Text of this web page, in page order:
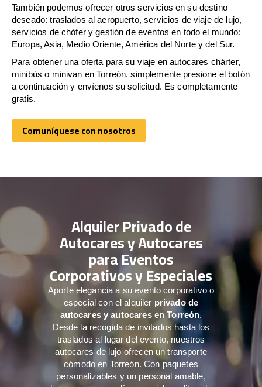
También podemos ofrecer otros servicios en su destino
deseado: traslados al aeropuerto, servicios de viaje de lujo,
servicios de chófer y gestión de eventos en todo el mundo:
Europa, Asia, Medio Oriente, América del Norte y del Sur.
Para obtener una oferta para su viaje en autocares chárter,
minibús o minivan en Torreón, simplemente presione el botón
a continuación y envíenos su solicitud. Es completamente
gratis.
Comuníquese con nosotros
Comuníquese con nosotros
Alquiler Privado de
Autocares y Autocares
para Eventos
Corporativos y Especiales
Aporte elegancia a su evento corporativo o
especial con el alquiler privado de
autocares y autocares en Torreón.
Desde la recogida de invitados hasta los
traslados al lugar del evento, nuestros
autocares de lujo ofrecen un transporte
cómodo en Torreón. Con paquetes
personalizables y un personal amable,